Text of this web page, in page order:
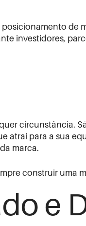
de
investidores,
circunstância.
para a sua
marca.
construir uma
e